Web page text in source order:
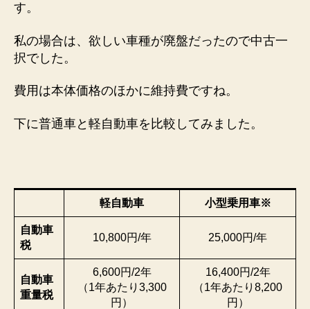
す。
私の場合は、 欲しい車種が廃盤だったので中古一
択でした。
費用は本体価格のほかに維持費ですね。
下に普通車と軽自動車を比較してみました。
軽自動車 小型乗用車※
自動車
税
10,800円/年 25,000円/年
自動車
重量税
6,600円/2年
（1年あたり3,300
円）
16,400円/2年
（1年あたり8,200
円）